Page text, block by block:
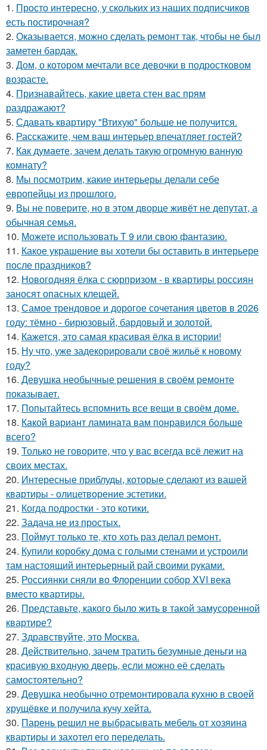
1. Просто интересно, у скольких из наших подписчиков
есть постирочная?
2. Оказывается, можно сделать ремонт так, чтобы не был
заметен бардак.
3. Дом, о котором мечтали все девочки в подростковом
возрасте.
4. Признавайтесь, какие цвета стен вас прям
раздражают?
5. Сдавать квартиру "Втихую" больше не получится.
6. Расскажите, чем ваш интерьер впечатляет гостей?
7. Как думаете, зачем делать такую огромную ванную
комнату?
8. Мы посмотрим, какие интерьеры делали себе
европейцы из прошлого.
9. Вы не поверите, но в этом дворце живёт не депутат, а
обычная семья.
10. Можете использовать Т 9 или свою фантазию.
11. Какое украшение вы хотели бы оставить в интерьере
после праздников?
12. Новогодняя ёлка с сюрпризом - в квартиры россиян
заносят опасных клещей.
13. Самое трендовое и дорогое сочетания цветов в 2026
году: тёмно - бирюзовый, бардовый и золотой.
14. Кажется, это самая красивая ёлка в истории!
15. Ну что, уже задекорировали своё жильё к новому
году?
16. Девушка необычные решения в своём ремонте
показывает.
17. Попытайтесь вспомнить все вещи в своём доме.
18. Какой вариант ламината вам понравился больше
всего?
19. Только не говорите, что у вас всегда всё лежит на
своих местах.
20. Интересные приблуды, которые сделают из вашей
квартиры - олицетворение эстетики.
21. Когда подростки - это котики.
22. Задача не из простых.
23. Поймут только те, кто хоть раз делал ремонт.
24. Купили коробку дома с голыми стенами и устроили
там настоящий интерьерный рай своими руками.
25. Россиянки сняли во Флоренции собор XVI века
вместо квартиры.
26. Представьте, какого было жить в такой замусоренной
квартире?
27. Здравствуйте, это Москва.
28. Действительно, зачем тратить безумные деньги на
красивую входную дверь, если можно её сделать
самостоятельно?
29. Девушка необычно отремонтировала кухню в своей
хрущёвке и получила кучу хейта.
30. Парень решил не выбрасывать мебель от хозяина
квартиры и захотел его переделать.